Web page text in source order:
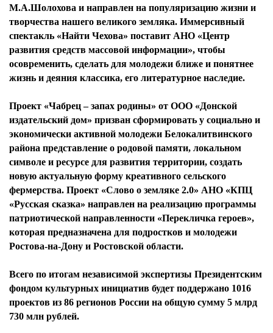
М.А.Шолохова и направлен на популяризацию жизни и
творчества нашего великого земляка. Иммерсивный
спектакль «Найти Чехова» поставит АНО «Центр
развития средств массовой информации», чтобы
осовременить, сделать для молодежи ближе и понятнее
жизнь и деяния классика, его литературное наследие.
Проект «Чабрец – запах родины» от ООО «Донской
издательский дом» призван сформировать у социально и
экономически активной молодежи Белокалитвинского
района представление о родовой памяти, локальном
символе и ресурсе для развития территории, создать
новую актуальную форму креативного сельского
фермерства. Проект «Слово о земляке 2.0» АНО «КПЦ
«Русская сказка» направлен на реализацию программы
патриотической направленности «Перекличка героев»,
которая предназначена для подростков и молодежи
Ростова-на-Дону и Ростовской области.
Всего по итогам независимой экспертизы Президентским
фондом культурных инициатив будет поддержано 1016
проектов из 86 регионов России на общую сумму 5 млрд
730 млн рублей.